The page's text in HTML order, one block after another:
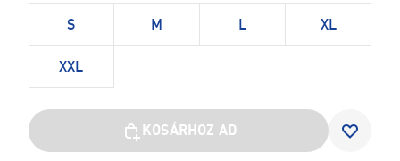
S M L XL
XXL
KOSÁRHOZ AD